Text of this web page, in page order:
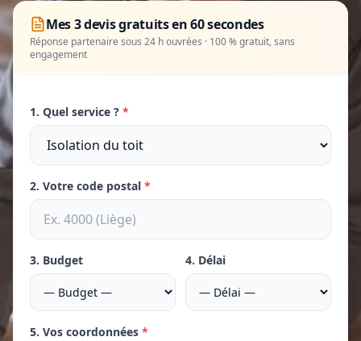
Mes 3 devis gratuits en 60 secondes
Réponse partenaire sous 24 h ouvrées · 100 % gratuit, sans
engagement
1. Quel service ? *
2. Votre code postal *
3. Budget 4. Délai
5. Vos coordonnées *